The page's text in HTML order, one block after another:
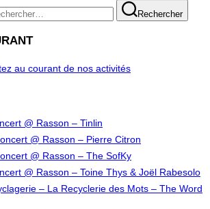
Rechercher
au courant de nos activités
@ Rasson – Tinlin
@ Rasson – Pierre Citron
@ Rasson – The SofKy
@ Rasson – Toine Thys & Joël Rabesolo
– La Recyclerie des Mots – The Word